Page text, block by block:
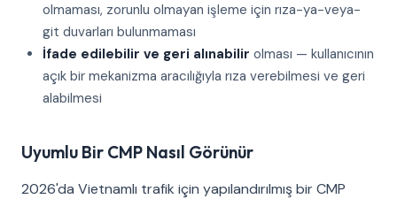
olmaması, zorunlu olmayan işleme için rıza-ya-veya-
git duvarları bulunmaması
İfade edilebilir ve geri alınabilir olması — kullanıcının
açık bir mekanizma aracılığıyla rıza verebilmesi ve geri
alabilmesi
Uyumlu Bir CMP Nasıl Görünür
2026'da Vietnamlı trafik için yapılandırılmış bir CMP